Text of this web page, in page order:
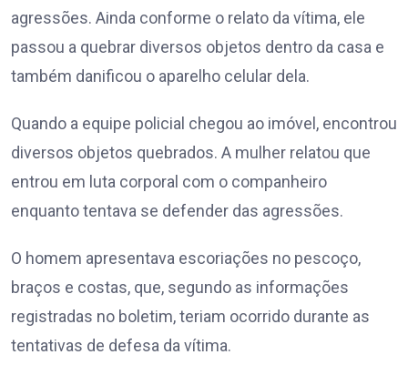
agressões. Ainda conforme o relato da vítima, ele
passou a quebrar diversos objetos dentro da casa e
também danificou o aparelho celular dela.
Quando a equipe policial chegou ao imóvel, encontrou
diversos objetos quebrados. A mulher relatou que
entrou em luta corporal com o companheiro
enquanto tentava se defender das agressões.
O homem apresentava escoriações no pescoço,
braços e costas, que, segundo as informações
registradas no boletim, teriam ocorrido durante as
tentativas de defesa da vítima.